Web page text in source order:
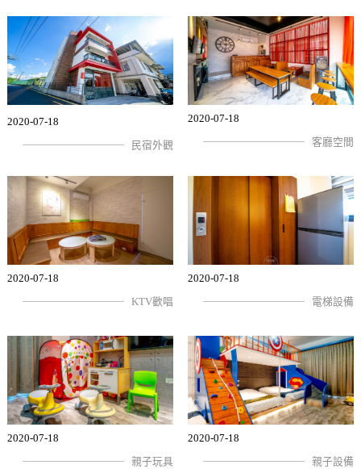
2020-07-18
民宿外觀
2020-07-18
客廳空間
2020-07-18
KTV歡唱
2020-07-18
電梯設備
2020-07-18
親子玩具
2020-07-18
親子設備